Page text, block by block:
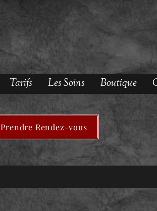
Tarifs Les Soins Boutique
Prendre Rendez-vous